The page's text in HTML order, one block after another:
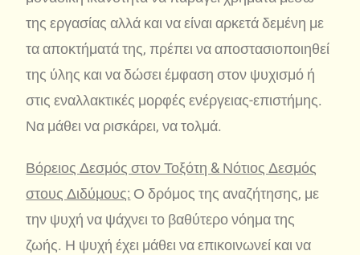
της εργασίας αλλά και να είναι αρκετά δεμένη με
τα αποκτήματά της, πρέπει να αποστασιοποιηθεί
της ύλης και να δώσει έμφαση στον ψυχισμό ή
στις εναλλακτικές μορφές ενέργειας-επιστήμης.
Να μάθει να ρισκάρει, να τολμά.
Βόρειος Δεσμός στον Τοξότη & Νότιος Δεσμός
στους Διδύμους: Ο δρόμος της αναζήτησης, με
την ψυχή να ψάχνει το βαθύτερο νόημα της
ζωής. Η ψυχή έχει μάθει να επικοινωνεί και να